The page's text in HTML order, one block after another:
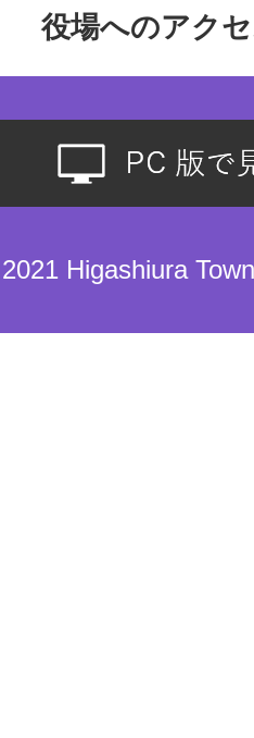
役場へのアク
Higashiura